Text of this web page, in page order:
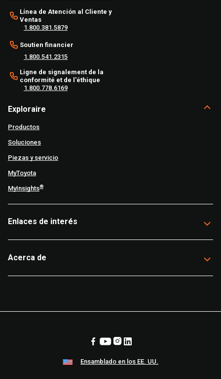
Línea de Atención al Cliente y
Ventas
1.800.381.5879
Soutien financier
1.800.541.2315
Ligne de signalement de la
conformité et de l'éthique
1.800.778.6169
Exploraire
Productos
Soluciones
Piezas y servicio
MyToyota
MyInsights®
Enlaces de interés
Acerca de
Ensamblado en los EE. UU.